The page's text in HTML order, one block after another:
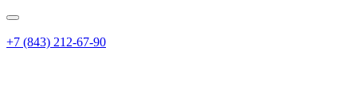
+7 (843) 212-67-90